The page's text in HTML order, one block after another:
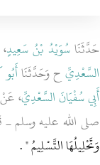
حَدَّثَنَاسُوَيْدُ بْنُ سَعِيدٍ
السَّعْدِيِّح وَحَدَّثَنَا
أَبِي سُفْيَانَ السَّعْدِيِّ، عَنْ
صلى الله عليه وسلم ـ
وَتَحْلِيلُهَا التَّسْلِيمُ ‏"‏ ‏.‏